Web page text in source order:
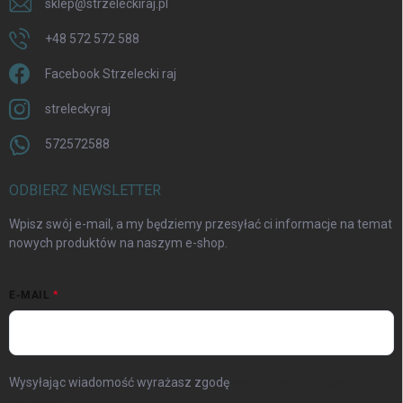
sklep@strzeleckiraj.pl
+48 572 572 588
Facebook Strzelecki raj
streleckyraj
572572588
ODBIERZ NEWSLETTER
Wpisz swój e-mail, a my będziemy przesyłać ci informacje na temat
nowych produktów na naszym e-shop.
E-MAIL
Wysyłając wiadomość wyrażasz zgodę